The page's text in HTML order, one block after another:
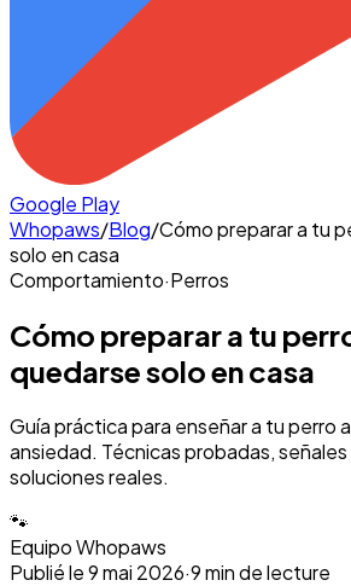
Google Play
Whopaws/Blog/Cómo preparar a tu
solo en casa
Comportamiento·Perros
Cómo preparar a tu
quedarse solo en casa
Guía práctica para enseñar a tu perro
ansiedad. Técnicas probadas,
soluciones reales.
🐾
Equipo Whopaws
Publié le9 mai 2026·9min de lecture